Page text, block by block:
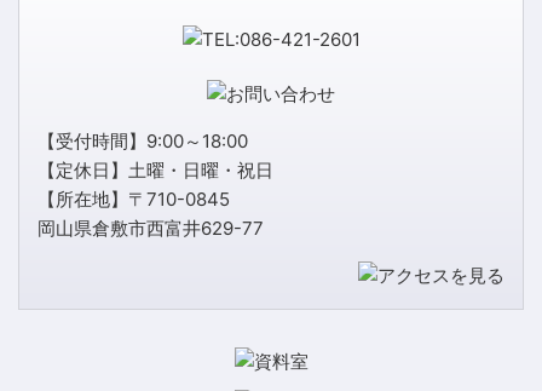
【受付時間】9:00～18:00
【定休日】土曜・日曜・祝日
【所在地】〒710-0845
岡山県倉敷市西富井629-77